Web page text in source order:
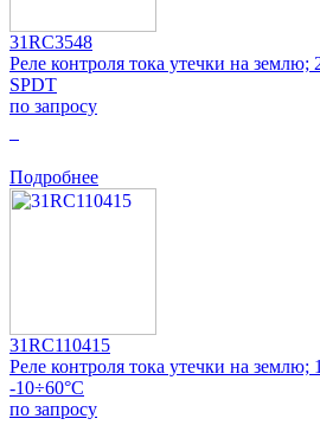
31RC3548
Реле контроля тока утечки на
SPDT
по запросу
Подробнее
31RC110415
Реле контроля тока утечки на
-10÷60°C
по запросу